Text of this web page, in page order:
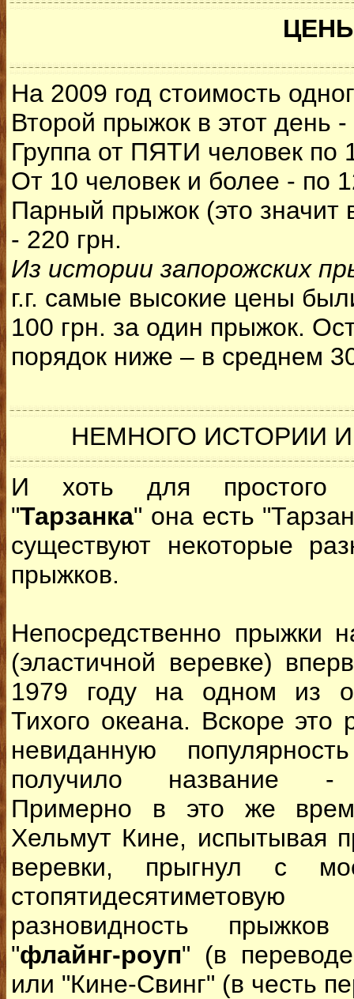
На 2009 год стоимость
Второй прыжок в этот день -
Группа от ПЯТИ человек по
От 10 человек и более - по
Парный прыжок (это
- 220 грн.
Из истории запорожских
г.г. самые высокие цены
100 грн. за один прыжок.
порядок ниже – в среднем
НЕМНОГО ИСТОРИИ
И хоть для простого
"Тарзанка" она есть
существуют некоторые
прыжков.
Непосредственно прыжки
(эластичной веревке)
1979 году на одном из
Тихого океана. Вскоре это
невиданную
получило название
Примерно в это же
Хельмут Кине, испытывая
веревки, прыгнул с
разновидность
"флайнг-роуп" (в
или "Кине-Свинг" (в честь